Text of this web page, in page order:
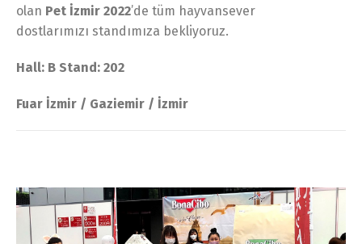
olan Pet İzmir 2022’de tüm hayvansever
dostlarımızı standımıza bekliyoruz.
Hall: B Stand: 202
Fuar İzmir / Gaziemir / İzmir